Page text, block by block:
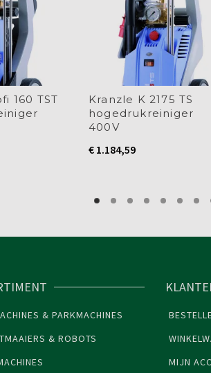
160 TST
Kranzle K 2175 TS
hogedrukreiniger
400V
€ 1.184,59
& PARKMACHINES
& ROBOTS
MIJN